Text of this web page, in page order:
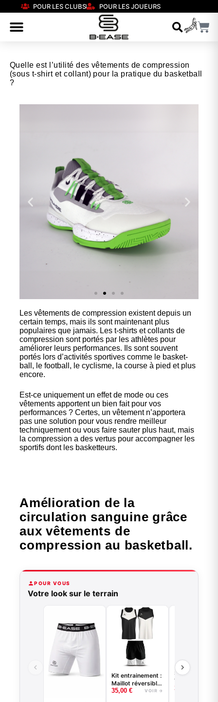
POUR LES CLUBS POUR LES JOUEURS
Quelle est l’utilité des vêtements de compression
(sous t-shirt et collant) pour la pratique du basketball
?
Nos
chaussures
Confort et performance à
prix accessible.
Cliquez ici
Les vêtements de compression existent depuis un
certain temps, mais ils sont maintenant plus
populaires que jamais. Les t-shirts et collants de
compression sont portés par les athlètes pour
améliorer leurs performances. Ils sont souvent
portés lors d’activités sportives comme le basket-
ball, le football, le cyclisme, la course à pied et plus
encore.
Est-ce uniquement un effet de mode ou ces
vêtements apportent un bien fait pour vos
performances ? Certes, un vêtement n’apportera
pas une solution pour vous rendre meilleur
techniquement ou vous faire sauter plus haut, mais
la compression a des vertus pour accompagner les
sportifs dont les basketteurs.
Amélioration de la
circulation sanguine grâce
aux vêtements de
compression au basketball.
POUR VOUS
Votre look sur le terrain
Kit entrainement :
Maillot réversible
+ short
35,00 € VOIR →
Short de
VENICE BEACH
35,00